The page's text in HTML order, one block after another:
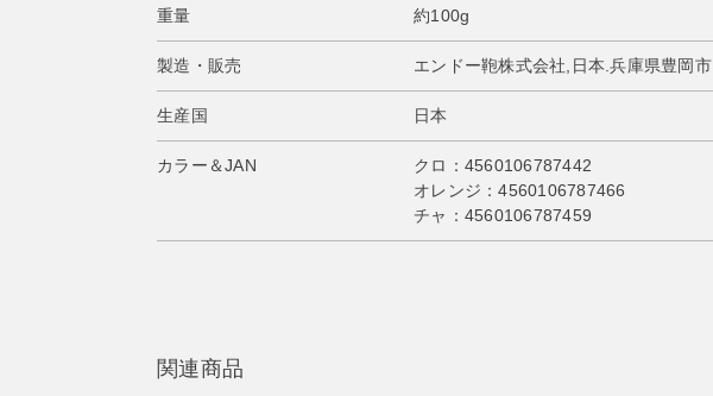
重量 約100g
製造・販売 エンドー鞄株式会社,日本.兵庫県豊岡市
生産国 日本
カラー＆JAN
クロ：4560106787442
オレンジ：4560106787466
チャ：4560106787459
関連商品